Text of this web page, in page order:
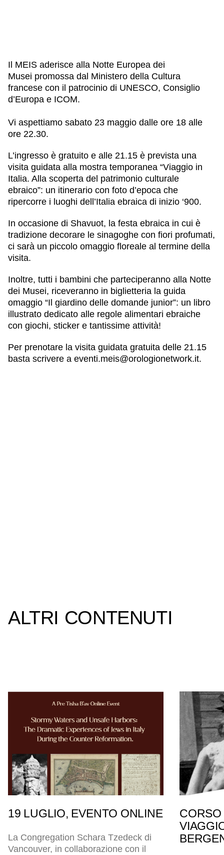
Il MEIS aderisce alla Notte Europea dei
Musei promossa dal Ministero della Cultura
francese con il patrocinio di UNESCO, Consiglio
d’Europa e ICOM.
Vi aspettiamo sabato 23 maggio dalle ore 18 alle
ore 22.30.
L’ingresso è gratuito e alle 21.15 è prevista una
visita guidata alla mostra temporanea “Viaggio in
Italia. Alla scoperta del patrimonio culturale
ebraico”: un itinerario con foto d’epoca che
ripercorre i luoghi dell’Italia ebraica di inizio ‘900.
In occasione di Shavuot, la festa ebraica in cui è
tradizione decorare le sinagoghe con fiori profumati,
ci sarà un piccolo omaggio floreale al termine della
visita.
Inoltre, tutti i bambini che parteciperanno alla Notte
dei Musei, riceveranno in biglietteria la guida
omaggio “Il giardino delle domande junior”: un libro
illustrato dedicato alle regole alimentari ebraiche
con giochi, sticker e tantissime attività!
Per prenotare la visita guidata gratuita delle 21.15
basta scrivere a eventi.meis@orologionetwork.it.
ALTRI CONTENUTI
19 LUGLIO, EVENTO ONLINE
La Congregation Schara Tzedeck di
Vancouver, in collaborazione con il